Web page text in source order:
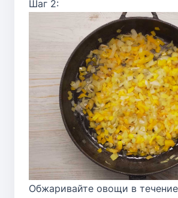
Шаг 2:
Обжаривайте овощи в